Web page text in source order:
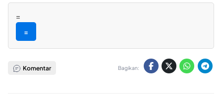
=
=
Komentar Bagikan: